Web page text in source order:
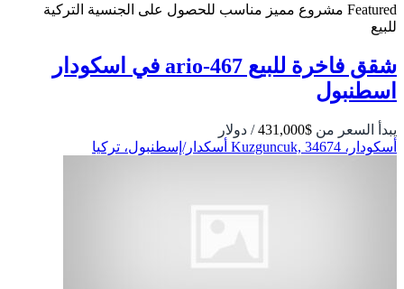
Featured مشروع مميز مناسب للحصول على الجنسية التركية
للبيع
شقق فاخرة للبيع ario-467 في اسكودار
اسطنبول
يبدأ السعر من $431,000
/ دولار
أسكودار، Kuzguncuk, 34674 أسكدار/إسطنبول، تركيا